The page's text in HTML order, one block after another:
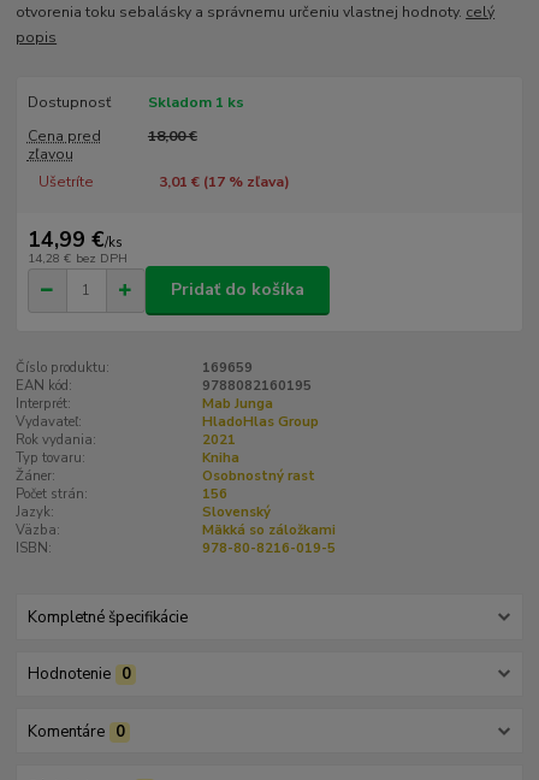
otvorenia toku sebalásky a správnemu určeniu vlastnej hodnoty. celý
popis
Dostupnosť
Skladom 1 ks
Cena pred
zľavou
18,00 €
Ušetríte 3,01 € (17% zľava)
14,99 €/ks
14,28 € bez DPH
Pridať do košíka
Číslo produktu:
169659
EAN kód:
9788082160195
Interprét:
Mab Junga
Vydavateľ:
HladoHlas Group
Rok vydania:
2021
Typ tovaru:
Kniha
Žáner:
Osobnostný rast
Počet strán:
156
Jazyk:
Slovenský
Väzba:
Mäkká so záložkami
ISBN:
978-80-8216-019-5
Kompletné špecifikácie
Hodnotenie 0
Komentáre 0